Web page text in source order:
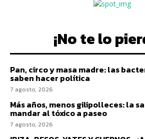
¡No te lo
Pan, circo y masa madre: las
saben hacer política
7 agosto, 2026
Más años, menos gilipolleces: la
mandar al tóxico a paseo
7 agosto, 2026